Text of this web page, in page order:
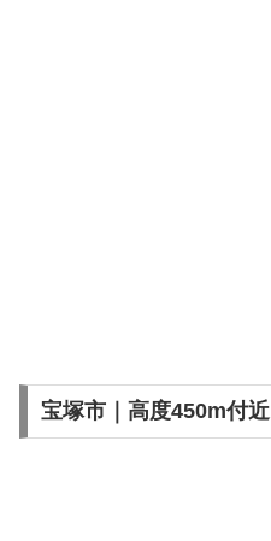
宝塚市｜高度450m付近